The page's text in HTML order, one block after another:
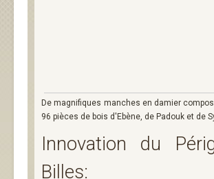
De magnifiques manches en damier
96 pièces de bois d'Ebène, de Padouk et de
Innovation du
Billes: